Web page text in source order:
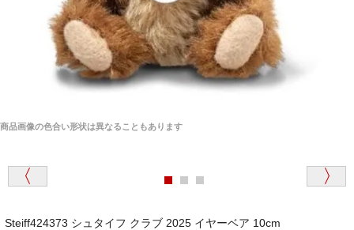
商品画像の色合い形状は異なることもあります
Steiff424373 シュタイフ クラブ 2025 イヤーベア 10cm